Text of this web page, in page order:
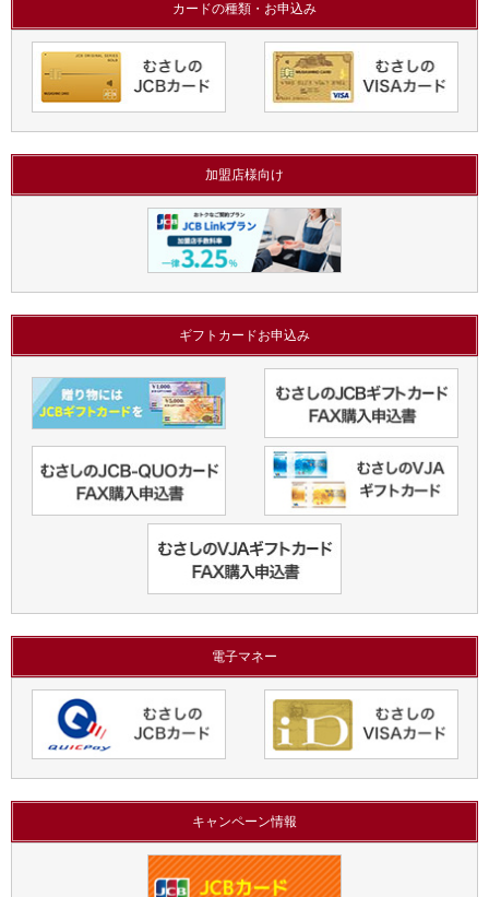
カードの種類・お申込み
加盟店様向け
ギフトカードお申込み
電子マネー
キャンペーン情報